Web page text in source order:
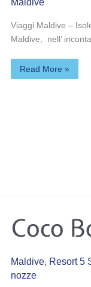
Viaggi Maldive –
Maldive, nell’
Read More »
Coco
Maldive, Resort 5
nozze
Coco
Bodu
Hithi*****